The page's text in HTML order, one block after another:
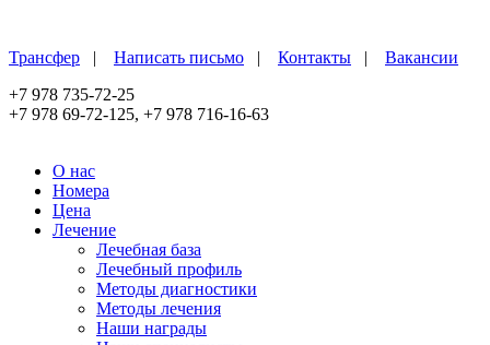
Трансфер | Написать письмо | Контакты |
Вакансии
+7 978 735-72-25
+7 978 69-72-125, +7 978 716-16-63
О нас
Номера
Цена
Лечение
Лечебная база
Лечебный профиль
Методы диагностики
Методы лечения
Наши награды